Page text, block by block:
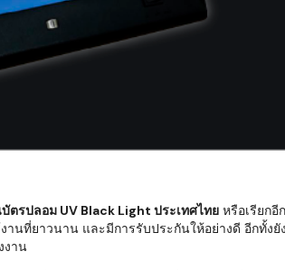
แบบไหนเหมาะกับธุรกิจที่
กำลังเติบโต
อย่างไร
ตรปลอม UV Black Light ประเทศไทย หรือเรียกอี
นที่ยาวนาน และมีการรับประกันให้อย่างดี อีกทั้
งาน